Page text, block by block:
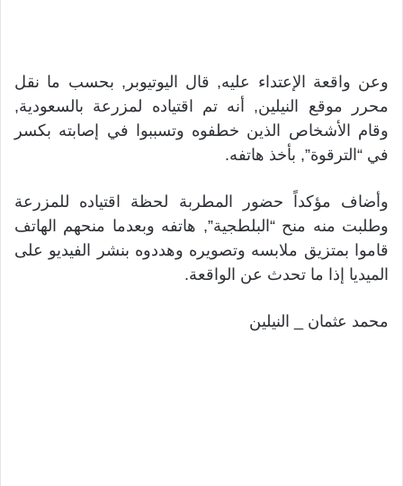
وعن واقعة الإعتداء عليه, قال اليوتيوبر, بحسب ما نقل
محرر موقع النيلين, أنه تم اقتياده لمزرعة بالسعودية,
وقام الأشخاص الذين خطفوه وتسببوا في إصابته بكسر
في “الترقوة”, بأخذ هاتفه.
وأضاف مؤكداً حضور المطربة لحظة اقتياده للمزرعة
وطلبت منه منح “البلطجية”, هاتفه وبعدما منحهم الهاتف
قاموا بمتزيق ملابسه وتصويره وهددوه بنشر الفيديو على
الميديا إذا ما تحدث عن الواقعة.
محمد عثمان _ النيلين